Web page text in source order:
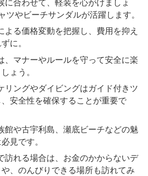
に合わせて、軽装を心がけましょ
ツやビーチサンダルが活躍します。
よる価格変動を把握し、費用を抑え
に。
、マナーやルールを守って安全に楽
ょう。
リングやダイビングはガイド付きツ
安全性を確保することが重要で
館や古宇利島、瀬底ビーチなどの魅
見です。
訪れる場合は、お金のかからないデ
、のんびりできる場所も訪れてみ